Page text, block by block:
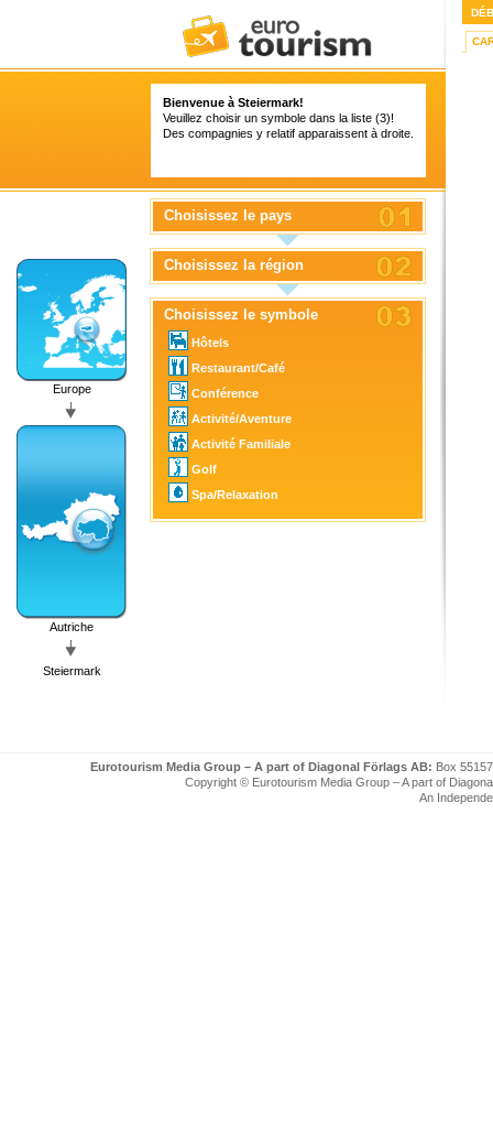
Bienvenue à Steiermark!
Veuillez choisir un symbole dans la liste (3)!
Des compagnies y relatif apparaissent à droite.
Europe
Autriche
Steiermark
Choisissez le pays
Choisissez la région
Choisissez le symbole
Hôtels
Restaurant/Café
Conférence
Activité/Aventure
Activité Familiale
Golf
Spa/Relaxation
Eurotourism Media Group – A part of Diagonal Förlags AB: Box
Copyright © Eurotourism Media Group – A part of
An